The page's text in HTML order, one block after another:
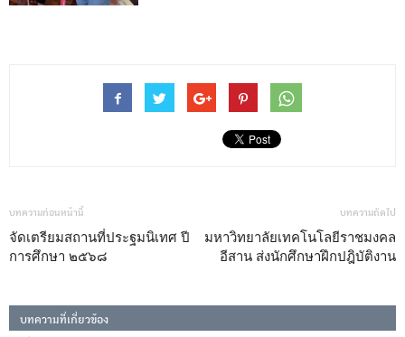
บทความก่อนหน้านี้
จัดเตรียมสถานที่ประฐมนิเทศ ปี
การศึกษา ๒๕๖๘
บทความถัดไป
มหาวิทยาลัยเทคโนโลยีราชมงคล
อีสาน ส่งนักศึกษาฝึกปฎิบัติงาน
บทความที่เกี่ยวข้อง